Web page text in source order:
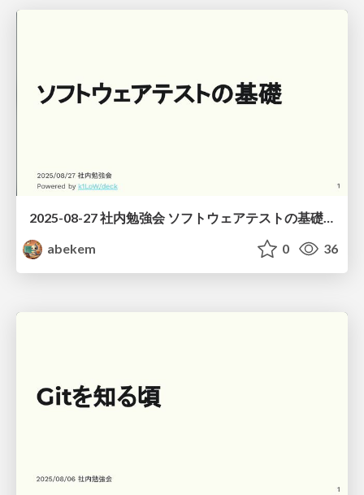
2025-08-27 社内勉強会 ソフトウェアテストの基礎 / Basics of Software Testing
abekem
0 36